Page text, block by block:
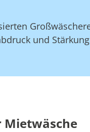
und
Mietwäsche